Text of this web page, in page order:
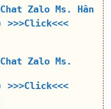
Zalo Ms. Hân
>>>Click<<<
Zalo Ms.
>>>Click<<<